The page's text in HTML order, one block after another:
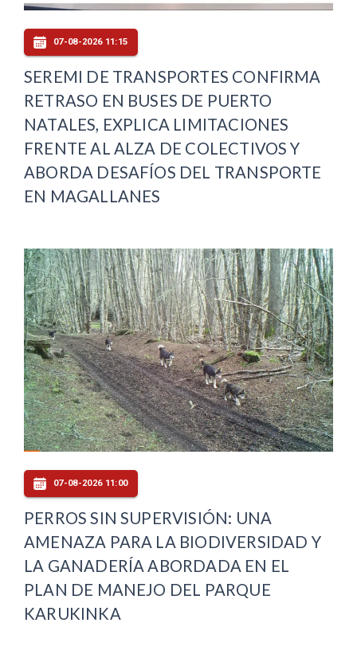
07-08-2026 11:15
SEREMI DE TRANSPORTES CONFIRMA
RETRASO EN BUSES DE PUERTO
NATALES, EXPLICA LIMITACIONES
FRENTE AL ALZA DE COLECTIVOS Y
ABORDA DESAFÍOS DEL TRANSPORTE
EN MAGALLANES
07-08-2026 11:00
PERROS SIN SUPERVISIÓN: UNA
AMENAZA PARA LA BIODIVERSIDAD Y
LA GANADERÍA ABORDADA EN EL
PLAN DE MANEJO DEL PARQUE
KARUKINKA